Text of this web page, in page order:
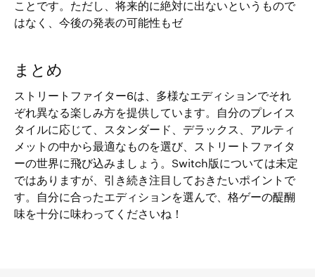
ことです。ただし、将来的に絶対に出ないというもので
はなく、今後の発表の可能性もゼ
まとめ
ストリートファイター6は、多様なエディションでそれ
ぞれ異なる楽しみ方を提供しています。自分のプレイス
タイルに応じて、スタンダード、デラックス、アルティ
メットの中から最適なものを選び、ストリートファイタ
ーの世界に飛び込みましょう。Switch版については未定
ではありますが、引き続き注目しておきたいポイントで
す。自分に合ったエディションを選んで、格ゲーの醍醐
味を十分に味わってくださいね！